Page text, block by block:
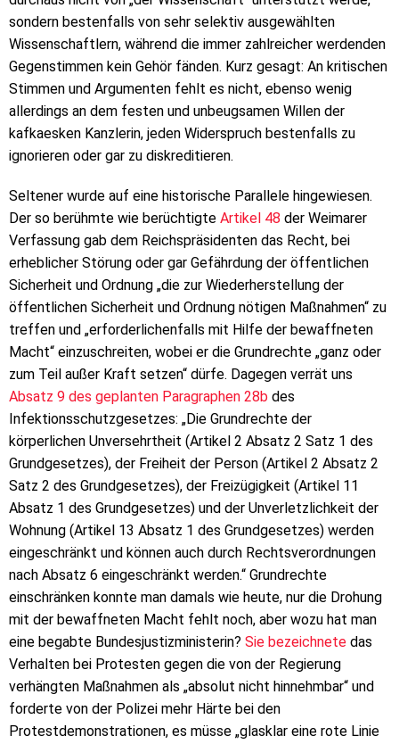
sondern bestenfalls von sehr selektiv ausgewählten
Wissenschaftlern, während die immer zahlreicher werdenden
Gegenstimmen kein Gehör fänden. Kurz gesagt: An kritischen
Stimmen und Argumenten fehlt es nicht, ebenso wenig
allerdings an dem festen und unbeugsamen Willen der
kafkaesken Kanzlerin, jeden Widerspruch bestenfalls zu
ignorieren oder gar zu diskreditieren.
Seltener wurde auf eine historische Parallele hingewiesen.
Der so berühmte wie berüchtigte Artikel 48 der Weimarer
Verfassung gab dem Reichspräsidenten das Recht, bei
erheblicher Störung oder gar Gefährdung der öffentlichen
Sicherheit und Ordnung „die zur Wiederherstellung der
öffentlichen Sicherheit und Ordnung nötigen Maßnahmen“ zu
treffen und „erforderlichenfalls mit Hilfe der bewaffneten
Macht“ einzuschreiten, wobei er die Grundrechte „ganz oder
zum Teil außer Kraft setzen“ dürfe. Dagegen verrät uns
Absatz 9 des geplanten Paragraphen 28b des
Infektionsschutzgesetzes: „Die Grundrechte der
körperlichen Unversehrtheit (Artikel 2 Absatz 2 Satz 1 des
Grundgesetzes), der Freiheit der Person (Artikel 2 Absatz 2
Satz 2 des Grundgesetzes), der Freizügigkeit (Artikel 11
Absatz 1 des Grundgesetzes) und der Unverletzlichkeit der
Wohnung (Artikel 13 Absatz 1 des Grundgesetzes) werden
eingeschränkt und können auch durch Rechtsverordnungen
nach Absatz 6 eingeschränkt werden.“ Grundrechte
einschränken konnte man damals wie heute, nur die Drohung
mit der bewaffneten Macht fehlt noch, aber wozu hat man
eine begabte Bundesjustizministerin? Sie bezeichnete das
Verhalten bei Protesten gegen die von der Regierung
verhängten Maßnahmen als „absolut nicht hinnehmbar“ und
forderte von der Polizei mehr Härte bei den
Protestdemonstrationen, es müsse „glasklar eine rote Linie